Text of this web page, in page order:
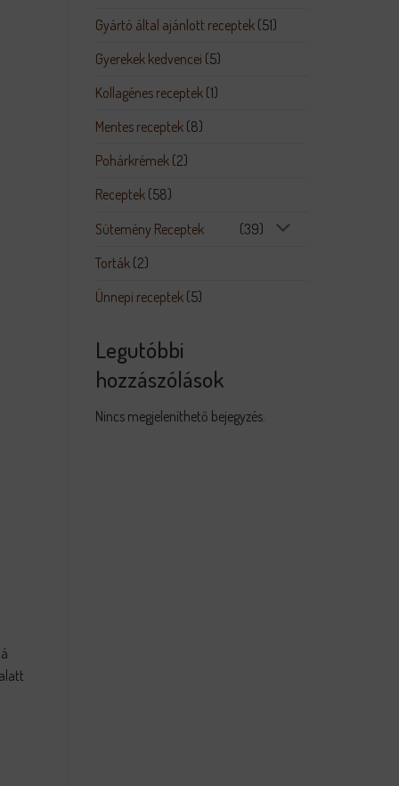
Gyártó által ajánlott receptek (51)
Gyerekek kedvencei (5)
Kollagénes receptek (1)
Mentes receptek (8)
Pohárkrémek (2)
Receptek (58)
Sütemény Receptek
(39)
Torták (2)
Ünnepi receptek (5)
Legutóbbi
hozzászólások
Nincs megjeleníthető bejegyzés.